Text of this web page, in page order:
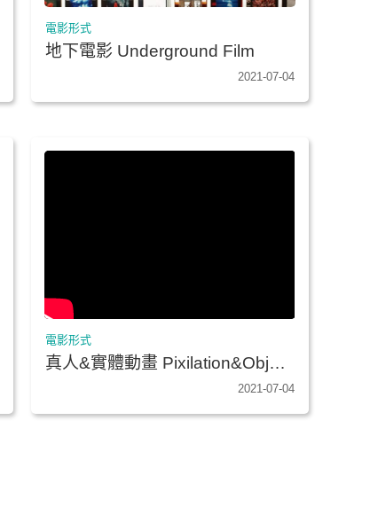
電影形式
地下電影 Underground Film
2021-07-04
電影形式
真人&實體動畫 Pixilation&Object
2021-07-04